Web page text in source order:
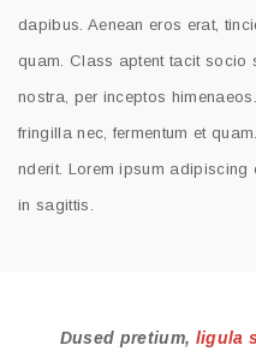
dapibus. Aenean eros erat,
quam. Class aptent tacit socio
nostra, per inceptos
fringilla nec, fermentum et
nderit. Lorem ipsum adipiscing
in sagittis.
Dused pretium, ligula